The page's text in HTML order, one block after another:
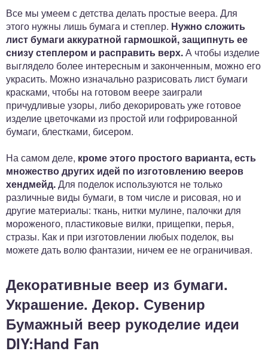
Все мы умеем с детства делать простые веера. Для
этого нужны лишь бумага и степлер. Нужно сложить
лист бумаги аккуратной гармошкой, защипнуть ее
снизу степлером и расправить верх.А чтобы изделие
выглядело более интересным и законченным, можно его
украсить. Можно изначально разрисовать лист бумаги
красками, чтобы на готовом веере заиграли
причудливые узоры, либо декорировать уже готовое
изделие цветочками из простой или гофрированной
бумаги, блестками, бисером.
На самом деле, кроме этого простого варианта, есть
множество других идей по изготовлению вееров
хендмейд.Для поделок используются не только
различные виды бумаги, в том числе и рисовая, но и
другие материалы: ткань, нитки мулине, палочки для
мороженого, пластиковые вилки, прищепки, перья,
стразы. Как и при изготовлении любых поделок, вы
можете дать волю фантазии, ничем ее не ограничивая.
Декоративные веер из бумаги.
Украшение. Декор. Сувенир
Бумажный веер рукоделие идеи
DIY:Hand Fan